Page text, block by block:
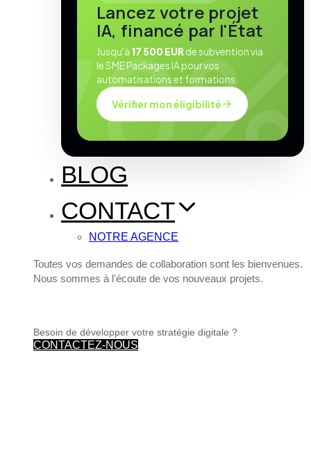
Lancez votre projet
IA, financé par l'État
Jusqu'à 17 500 EUR de subvention via
le SME Packages IA pour vos
automatisations et formations.
Vérifier mon éligibilité
BLOG
CONTACT
NOTRE AGENCE
Toutes vos demandes de collaboration sont les bienvenues.
Nous sommes à l'écoute de vos nouveaux projets.
Besoin de développer votre stratégie digitale ?
CONTACTEZ-NOUS